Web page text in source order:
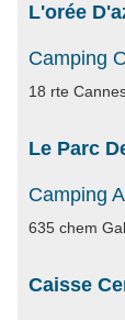
L'orée
Camping
18 rte
Le Parc
Camping
635 chem
Caisse